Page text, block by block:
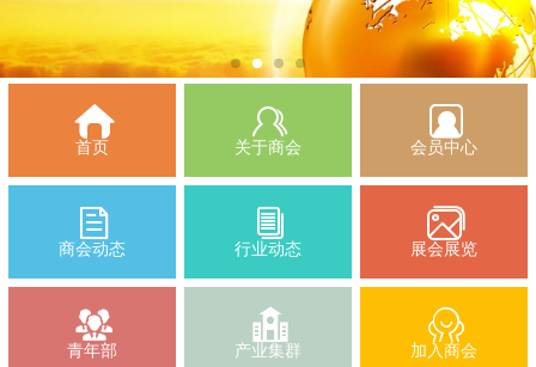
首页 关于商会 会员中心
商会动态 行业动态 展会展览
青年部 产业集群 加入商会